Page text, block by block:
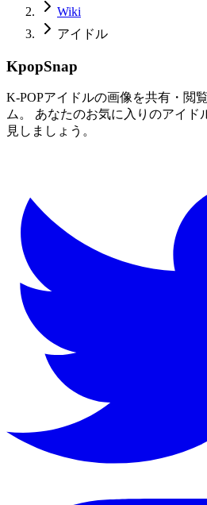
Wiki
アイドル
KpopSnap
K-POPアイドルの画像を共有・閲
ム。 あなたのお気に入りのアイド
見しましょう。